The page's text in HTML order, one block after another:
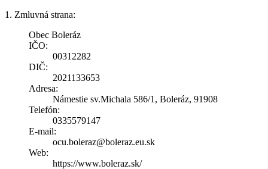
1. Zmluvná strana:
Obec Boleráz
IČO:
00312282
DIČ:
2021133653
Adresa:
Námestie sv.Michala 586/1, Boleráz, 91908
Telefón:
0335579147
E-mail:
ocu.boleraz@boleraz.eu.sk
Web:
https://www.boleraz.sk/